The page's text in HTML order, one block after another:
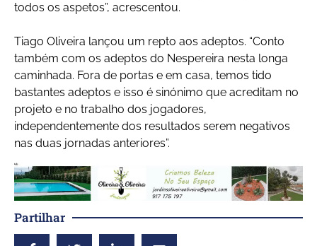
todos os aspetos”, acrescentou.
Tiago Oliveira lançou um repto aos adeptos. “Conto
também com os adeptos do Nespereira nesta longa
caminhada. Fora de portas e em casa, temos tido
bastantes adeptos e isso é sinónimo que acreditam no
projeto e no trabalho dos jogadores,
independentemente dos resultados serem negativos
nas duas jornadas anteriores”.
Partilhar